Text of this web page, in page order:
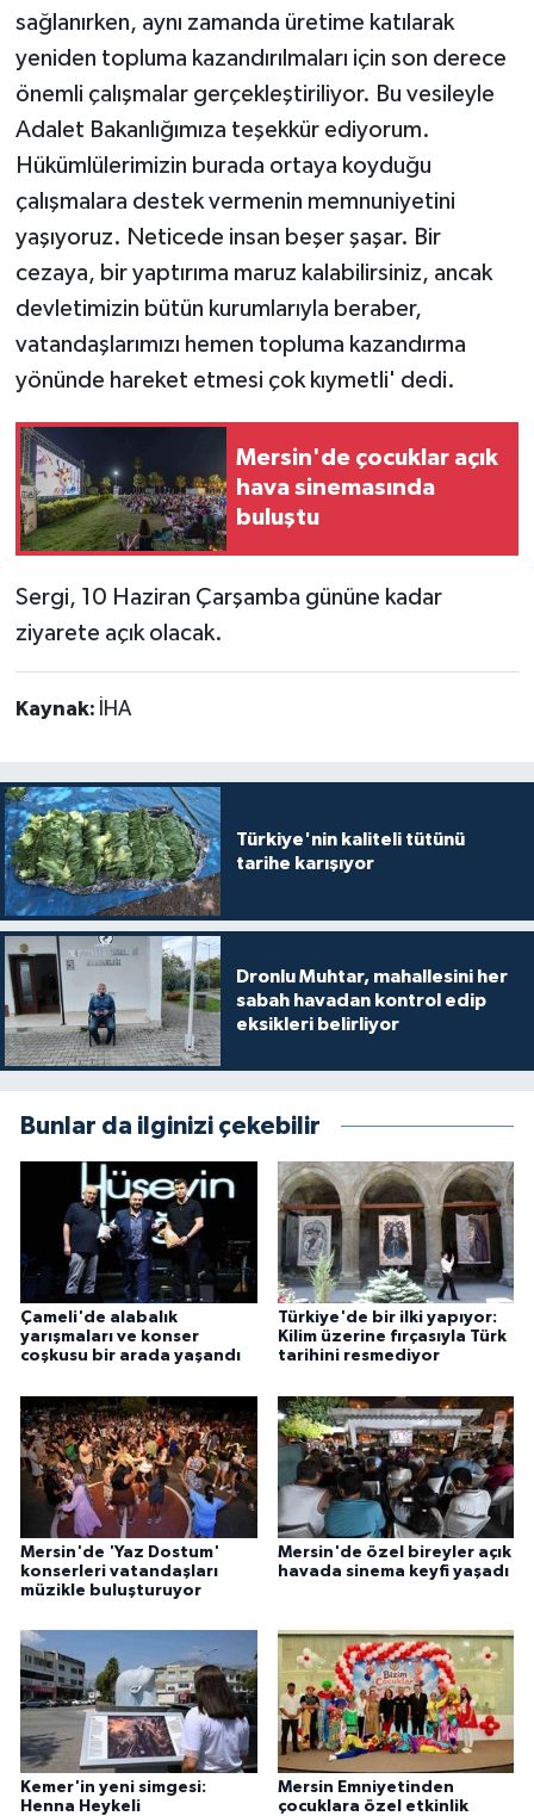
sağlanırken, aynı zamanda üretime katılarak
yeniden topluma kazandırılmaları için son derece
önemli çalışmalar gerçekleştiriliyor. Bu vesileyle
Adalet Bakanlığımıza teşekkür ediyorum.
Hükümlülerimizin burada ortaya koyduğu
çalışmalara destek vermenin memnuniyetini
yaşıyoruz. Neticede insan beşer şaşar. Bir
cezaya, bir yaptırıma maruz kalabilirsiniz, ancak
devletimizin bütün kurumlarıyla beraber,
vatandaşlarımızı hemen topluma kazandırma
yönünde hareket etmesi çok kıymetli' dedi.
Mersin'de çocuklar açık
hava sinemasında
buluştu
Sergi, 10 Haziran Çarşamba gününe kadar
ziyarete açık olacak.
Kaynak: İHA
Türkiye'nin kaliteli tütünü
tarihe karışıyor
Dronlu Muhtar, mahallesini her
sabah havadan kontrol edip
eksikleri belirliyor
Bunlar da ilginizi çekebilir
Çameli'de alabalık
yarışmaları ve konser
coşkusu bir arada yaşandı
Türkiye'de bir ilki yapıyor:
Kilim üzerine fırçasıyla Türk
tarihini resmediyor
Mersin'de 'Yaz Dostum'
konserleri vatandaşları
müzikle buluşturuyor
Mersin'de özel bireyler açık
havada sinema keyfi yaşadı
Kemer'in yeni simgesi:
Henna Heykeli
Mersin Emniyetinden
çocuklara özel etkinlik